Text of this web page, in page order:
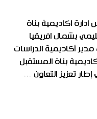
اكاديمية بناة
بشمال افريقيا
مدير أكاديمية الدراسات
بناة المستقبل
إطار تعزيز التعاون …